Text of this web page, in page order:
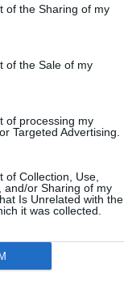
of the Sharing of my
of the Sale of my
of processing my
Targeted Advertising.
of Collection, Use,
and/or Sharing of my
Is Unrelated with the
it was collected.
atë